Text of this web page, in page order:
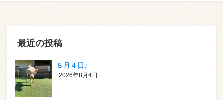
最近の投稿
８月４日♪
2026年8月4日